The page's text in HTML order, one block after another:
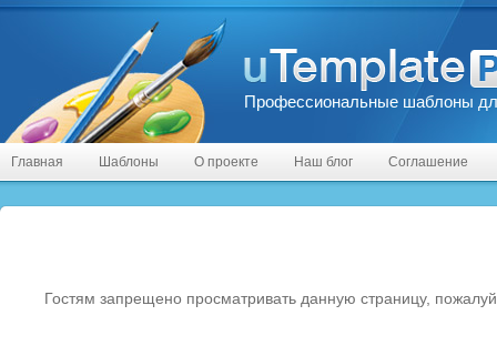
Профессиональные шаблоны
Главная Шаблоны О проекте Наш блог Соглашение
Гостям запрещено просматривать данную страницу,